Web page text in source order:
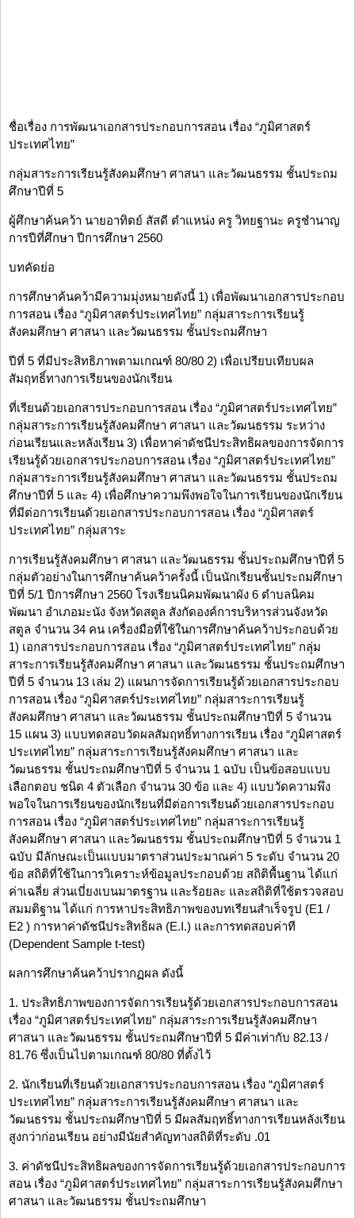
ชื่อเรื่อง การพัฒนาเอกสารประกอบการสอน เรื่อง “ภูมิศาสตร์
ประเทศไทย”
กลุ่มสาระการเรียนรู้สังคมศึกษา ศาสนา และวัฒนธรรม ชั้นประถม
ศึกษาปีที่ 5
ผู้ศึกษาค้นคว้า นายอาทิตย์ สัสดี ตำแหน่ง ครู วิทยฐานะ ครูชำนาญ
การปีที่ศึกษา ปีการศึกษา 2560
บทคัดย่อ
การศึกษาค้นคว้ามีความมุ่งหมายดังนี้ 1) เพื่อพัฒนาเอกสารประกอบ
การสอน เรื่อง “ภูมิศาสตร์ประเทศไทย” กลุ่มสาระการเรียนรู้
สังคมศึกษา ศาสนา และวัฒนธรรม ชั้นประถมศึกษา
ปีที่ 5 ที่มีประสิทธิภาพตามเกณฑ์ 80/80 2) เพื่อเปรียบเทียบผล
สัมฤทธิ์ทางการเรียนของนักเรียน
ที่เรียนด้วยเอกสารประกอบการสอน เรื่อง “ภูมิศาสตร์ประเทศไทย”
กลุ่มสาระการเรียนรู้สังคมศึกษา ศาสนา และวัฒนธรรม ระหว่าง
ก่อนเรียนและหลังเรียน 3) เพื่อหาค่าดัชนีประสิทธิผลของการจัดการ
เรียนรู้ด้วยเอกสารประกอบการสอน เรื่อง “ภูมิศาสตร์ประเทศไทย”
กลุ่มสาระการเรียนรู้สังคมศึกษา ศาสนา และวัฒนธรรม ชั้นประถม
ศึกษาปีที่ 5 และ 4) เพื่อศึกษาความพึงพอใจในการเรียนของนักเรียน
ที่มีต่อการเรียนด้วยเอกสารประกอบการสอน เรื่อง “ภูมิศาสตร์
ประเทศไทย” กลุ่มสาระ
การเรียนรู้สังคมศึกษา ศาสนา และวัฒนธรรม ชั้นประถมศึกษาปีที่ 5
กลุ่มตัวอย่างในการศึกษาค้นคว้าครั้งนี้ เป็นนักเรียนชั้นประถมศึกษา
ปีที่ 5/1 ปีการศึกษา 2560 โรงเรียนนิคมพัฒนาผัง 6 ตำบลนิคม
พัฒนา อำเภอมะนัง จังหวัดสตูล สังกัดองค์การบริหารส่วนจังหวัด
สตูล จำนวน 34 คน เครื่องมือที่ใช้ในการศึกษาค้นคว้าประกอบด้วย
1) เอกสารประกอบการสอน เรื่อง “ภูมิศาสตร์ประเทศไทย” กลุ่ม
สาระการเรียนรู้สังคมศึกษา ศาสนา และวัฒนธรรม ชั้นประถมศึกษา
ปีที่ 5 จำนวน 13 เล่ม 2) แผนการจัดการเรียนรู้ด้วยเอกสารประกอบ
การสอน เรื่อง “ภูมิศาสตร์ประเทศไทย” กลุ่มสาระการเรียนรู้
สังคมศึกษา ศาสนา และวัฒนธรรม ชั้นประถมศึกษาปีที่ 5 จำนวน
15 แผน 3) แบบทดสอบวัดผลสัมฤทธิ์ทางการเรียน เรื่อง “ภูมิศาสตร์
ประเทศไทย” กลุ่มสาระการเรียนรู้สังคมศึกษา ศาสนา และ
วัฒนธรรม ชั้นประถมศึกษาปีที่ 5 จำนวน 1 ฉบับ เป็นข้อสอบแบบ
เลือกตอบ ชนิด 4 ตัวเลือก จำนวน 30 ข้อ และ 4) แบบวัดความพึง
พอใจในการเรียนของนักเรียนที่มีต่อการเรียนด้วยเอกสารประกอบ
การสอน เรื่อง “ภูมิศาสตร์ประเทศไทย” กลุ่มสาระการเรียนรู้
สังคมศึกษา ศาสนา และวัฒนธรรม ชั้นประถมศึกษาปีที่ 5 จำนวน 1
ฉบับ มีลักษณะเป็นแบบมาตราส่วนประมาณค่า 5 ระดับ จำนวน 20
ข้อ สถิติที่ใช้ในการวิเคราะห์ข้อมูลประกอบด้วย สถิติพื้นฐาน ได้แก่
ค่าเฉลี่ย ส่วนเบี่ยงเบนมาตรฐาน และร้อยละ และสถิติที่ใช้ตรวจสอบ
สมมติฐาน ได้แก่ การหาประสิทธิภาพของบทเรียนสำเร็จรูป (E1 /
E2 ) การหาค่าดัชนีประสิทธิผล (E.I.) และการทดสอบค่าที
(Dependent Sample t-test)
ผลการศึกษาค้นคว้าปรากฏผล ดังนี้
1. ประสิทธิภาพของการจัดการเรียนรู้ด้วยเอกสารประกอบการสอน
เรื่อง “ภูมิศาสตร์ประเทศไทย” กลุ่มสาระการเรียนรู้สังคมศึกษา
ศาสนา และวัฒนธรรม ชั้นประถมศึกษาปีที่ 5 มีค่าเท่ากับ 82.13 /
81.76 ซึ่งเป็นไปตามเกณฑ์ 80/80 ที่ตั้งไว้
2. นักเรียนที่เรียนด้วยเอกสารประกอบการสอน เรื่อง “ภูมิศาสตร์
ประเทศไทย” กลุ่มสาระการเรียนรู้สังคมศึกษา ศาสนา และ
วัฒนธรรม ชั้นประถมศึกษาปีที่ 5 มีผลสัมฤทธิ์ทางการเรียนหลังเรียน
สูงกว่าก่อนเรียน อย่างมีนัยสำคัญทางสถิติที่ระดับ .01
3. ค่าดัชนีประสิทธิผลของการจัดการเรียนรู้ด้วยเอกสารประกอบการ
สอน เรื่อง “ภูมิศาสตร์ประเทศไทย” กลุ่มสาระการเรียนรู้สังคมศึกษา
ศาสนา และวัฒนธรรม ชั้นประถมศึกษา